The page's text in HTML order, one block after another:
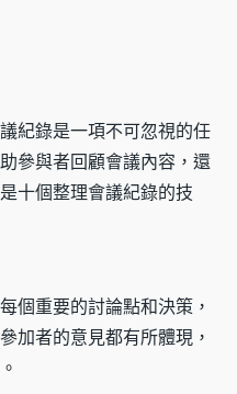
紀錄是一項不可忽視的任
參與者回顧會議內容，還
十個整理會議紀錄的技
個重要的討論點和決策，
加者的意見都有所體現，